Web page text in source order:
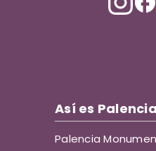
Así es Palencia
Palencia